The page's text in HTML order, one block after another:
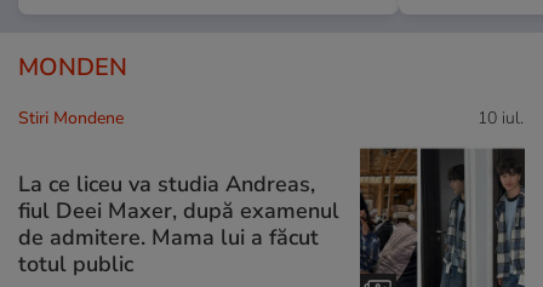
MONDEN
Stiri Mondene 10 iul.
La ce liceu va studia Andreas,
fiul Deei Maxer, după examenul
de admitere. Mama lui a făcut
totul public